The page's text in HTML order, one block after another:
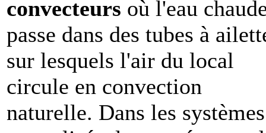
convecteurs où l'eau
passe dans des tubes à
sur lesquels l'air du local
circule en convection
naturelle. Dans les systèmes